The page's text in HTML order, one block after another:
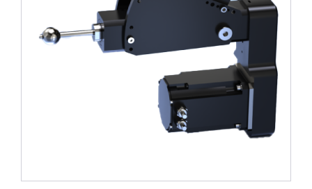
2件中1件の画像